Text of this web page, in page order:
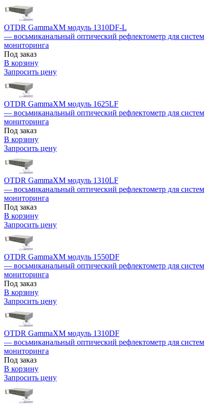
OTDR GammaXM модуль 1310DF-L
— восьмиканальный оптический рефлектометр для систем
мониторинга
Под заказ
В корзину
Запросить цену
OTDR GammaXM модуль 1625LF
— восьмиканальный оптический рефлектометр для систем
мониторинга
Под заказ
В корзину
Запросить цену
OTDR GammaXM модуль 1310LF
— восьмиканальный оптический рефлектометр для систем
мониторинга
Под заказ
В корзину
Запросить цену
OTDR GammaXM модуль 1550DF
— восьмиканальный оптический рефлектометр для систем
мониторинга
Под заказ
В корзину
Запросить цену
OTDR GammaXM модуль 1310DF
— восьмиканальный оптический рефлектометр для систем
мониторинга
Под заказ
В корзину
Запросить цену